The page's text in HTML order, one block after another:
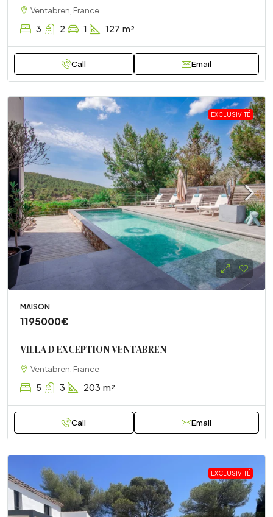
Ventabren, France
3 2 1 127 m²
Call Email
EXCLUSIVITÉ
MAISON
1195000€
VILLA D EXCEPTION VENTABREN
Ventabren, France
5 3 203 m²
Call Email
EXCLUSIVITÉ